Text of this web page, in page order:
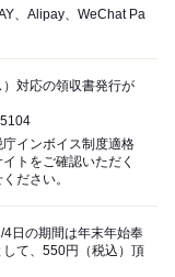
、Alipay、WeChat Pa
対応の領収書発行が
インボイス制度適格
トをご確認いただく
ださい。
日の期間は年末年始奉
て、550円（税込）頂